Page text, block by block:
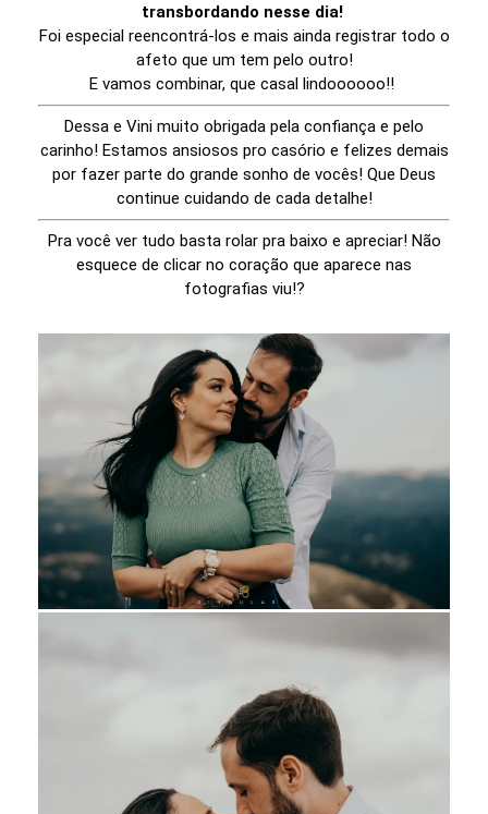
transbordando nesse dia!
Foi especial reencontrá-los e mais ainda registrar todo o
afeto que um tem pelo outro!
E vamos combinar, que casal lindoooooo!!
Dessa e Vini muito obrigada pela confiança e pelo
carinho! Estamos ansiosos pro casório e felizes demais
por fazer parte do grande sonho de vocês! Que Deus
continue cuidando de cada detalhe!
Pra você ver tudo basta rolar pra baixo e apreciar! Não
esquece de clicar no coração que aparece nas
fotografias viu!?